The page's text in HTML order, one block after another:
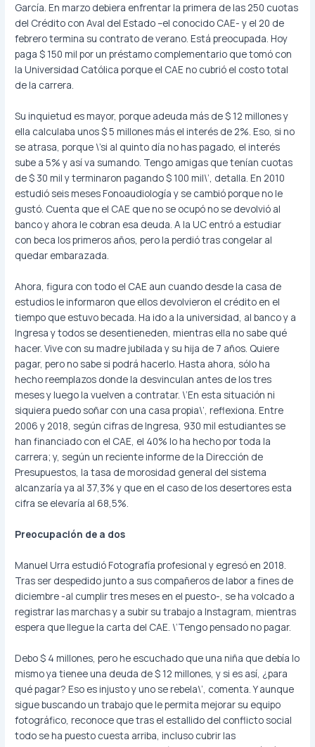
García. En marzo debiera enfrentar la primera de las 250 cuotas
del Crédito con Aval del Estado –el conocido CAE- y el 20 de
febrero termina su contrato de verano. Está preocupada. Hoy
paga $ 150 mil por un préstamo complementario que tomó con
la Universidad Católica porque el CAE no cubrió el costo total
de la carrera.
Su inquietud es mayor, porque adeuda más de $ 12 millones y
ella calculaba unos $ 5 millones más el interés de 2%. Eso, si no
se atrasa, porque \’si al quinto día no has pagado, el interés
sube a 5% y así va sumando. Tengo amigas que tenían cuotas
de $ 30 mil y terminaron pagando $ 100 mil\’, detalla. En 2010
estudió seis meses Fonoaudiología y se cambió porque no le
gustó. Cuenta que el CAE que no se ocupó no se devolvió al
banco y ahora le cobran esa deuda. A la UC entró a estudiar
con beca los primeros años, pero la perdió tras congelar al
quedar embarazada.
Ahora, figura con todo el CAE aun cuando desde la casa de
estudios le informaron que ellos devolvieron el crédito en el
tiempo que estuvo becada. Ha ido a la universidad, al banco y a
Ingresa y todos se desentieneden, mientras ella no sabe qué
hacer. Vive con su madre jubilada y su hija de 7 años. Quiere
pagar, pero no sabe si podrá hacerlo. Hasta ahora, sólo ha
hecho reemplazos donde la desvinculan antes de los tres
meses y luego la vuelven a contratar. \’En esta situación ni
siquiera puedo soñar con una casa propia\’, reflexiona. Entre
2006 y 2018, según cifras de Ingresa, 930 mil estudiantes se
han financiado con el CAE, el 40% lo ha hecho por toda la
carrera; y, según un reciente informe de la Dirección de
Presupuestos, la tasa de morosidad general del sistema
alcanzaría ya al 37,3% y que en el caso de los desertores esta
cifra se elevaría al 68,5%.
Preocupación de a dos
Manuel Urra estudió Fotografía profesional y egresó en 2018.
Tras ser despedido junto a sus compañeros de labor a fines de
diciembre -al cumplir tres meses en el puesto-, se ha volcado a
registrar las marchas y a subir su trabajo a Instagram, mientras
espera que llegue la carta del CAE. \’Tengo pensado no pagar.
Debo $ 4 millones, pero he escuchado que una niña que debía lo
mismo ya tienee una deuda de $ 12 millones, y si es así, ¿para
qué pagar? Eso es injusto y uno se rebela\’, comenta. Y aunque
sigue buscando un trabajo que le permita mejorar su equipo
fotográfico, reconoce que tras el estallido del conflicto social
todo se ha puesto cuesta arriba, incluso cubrir las